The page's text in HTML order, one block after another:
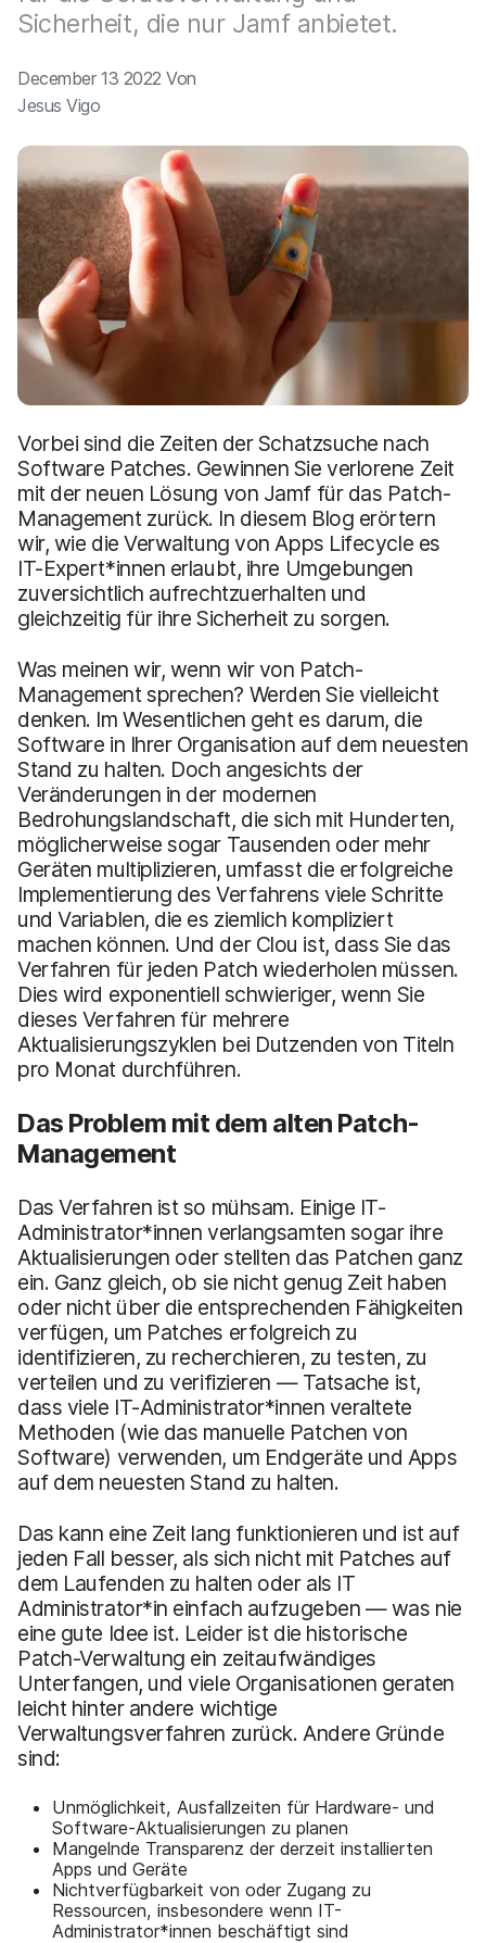
u
i
n
l
t
e
n
Sicherheit, die nur Jamf anbietet.
December 13 2022 Von
Jesus Vigo
Vorbei sind die Zeiten der Schatzsuche nach
Software Patches. Gewinnen Sie verlorene Zeit
mit der neuen Lösung von Jamf für das Patch-
Management zurück. In diesem Blog erörtern
wir, wie die Verwaltung von Apps Lifecycle es
IT-Expert*innen erlaubt, ihre Umgebungen
zuversichtlich aufrechtzuerhalten und
gleichzeitig für ihre Sicherheit zu sorgen.
Was meinen wir, wenn wir von Patch-
Management sprechen? Werden Sie vielleicht
denken. Im Wesentlichen geht es darum, die
Software in Ihrer Organisation auf dem neuesten
Stand zu halten. Doch angesichts der
Veränderungen in der modernen
Bedrohungslandschaft, die sich mit Hunderten,
möglicherweise sogar Tausenden oder mehr
Geräten multiplizieren, umfasst die erfolgreiche
Implementierung des Verfahrens viele Schritte
und Variablen, die es ziemlich kompliziert
machen können. Und der Clou ist, dass Sie das
Verfahren für jeden Patch wiederholen müssen.
Dies wird exponentiell schwieriger, wenn Sie
dieses Verfahren für mehrere
Aktualisierungszyklen bei Dutzenden von Titeln
pro Monat durchführen.
Das Problem mit dem alten Patch-
Management
Das Verfahren ist so mühsam. Einige IT-
Administrator*innen verlangsamten sogar ihre
Aktualisierungen oder stellten das Patchen ganz
ein. Ganz gleich, ob sie nicht genug Zeit haben
oder nicht über die entsprechenden Fähigkeiten
verfügen, um Patches erfolgreich zu
identifizieren, zu recherchieren, zu testen, zu
verteilen und zu verifizieren — Tatsache ist,
dass viele IT-Administrator*innen veraltete
Methoden (wie das manuelle Patchen von
Software) verwenden, um Endgeräte und Apps
auf dem neuesten Stand zu halten.
Das kann eine Zeit lang funktionieren und ist auf
jeden Fall besser, als sich nicht mit Patches auf
dem Laufenden zu halten oder als IT
Administrator*in einfach aufzugeben — was nie
eine gute Idee ist. Leider ist die historische
Patch-Verwaltung ein zeitaufwändiges
Unterfangen, und viele Organisationen geraten
leicht hinter andere wichtige
Verwaltungsverfahren zurück. Andere Gründe
sind:
Unmöglichkeit, Ausfallzeiten für Hardware- und
Software-Aktualisierungen zu planen
Mangelnde Transparenz der derzeit installierten
Apps und Geräte
Nichtverfügbarkeit von oder Zugang zu
Ressourcen, insbesondere wenn IT-
Administrator*innen beschäftigt sind